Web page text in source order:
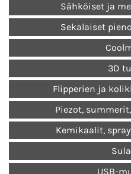
Sähköiset ja
Sekalaiset
3D
Flipperien ja
Piezot,
Kemikaalit,
USB-